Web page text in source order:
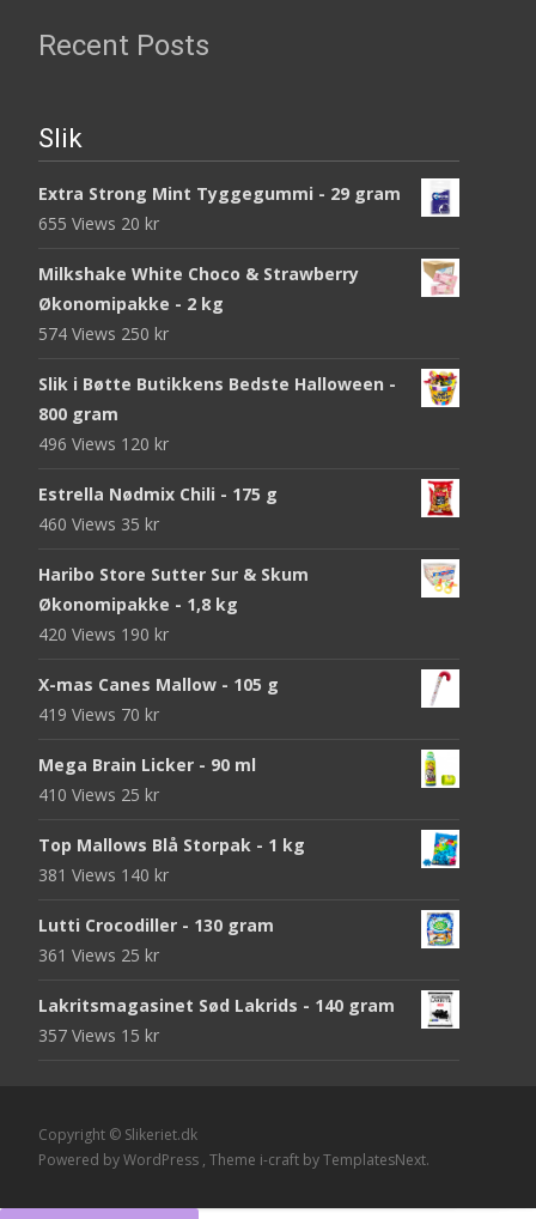
Recent Posts
Slik
Extra Strong Mint Tyggegummi - 29 gram
655 Views 20 kr
Milkshake White Choco & Strawberry
Økonomipakke - 2 kg
574 Views 250 kr
Slik i Bøtte Butikkens Bedste Halloween -
800 gram
496 Views 120 kr
Estrella Nødmix Chili - 175 g
460 Views 35 kr
Haribo Store Sutter Sur & Skum
Økonomipakke - 1,8 kg
420 Views 190 kr
X-mas Canes Mallow - 105 g
419 Views 70 kr
Mega Brain Licker - 90 ml
410 Views 25 kr
Top Mallows Blå Storpak - 1 kg
381 Views 140 kr
Lutti Crocodiller - 130 gram
361 Views 25 kr
Lakritsmagasinet Sød Lakrids - 140 gram
357 Views 15 kr
Copyright © Slikeriet.dk
Powered by WordPress , Theme i-craft by TemplatesNext.